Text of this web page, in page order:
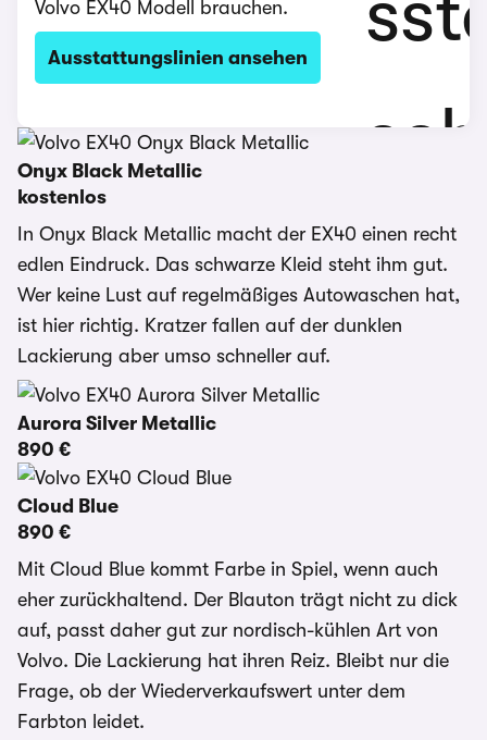
Volvo EX40 Modell brauchen.
Ausstattungslinien ansehen
Onyx Black Metallic
kostenlos
In Onyx Black Metallic macht der EX40 einen recht
edlen Eindruck. Das schwarze Kleid steht ihm gut.
Wer keine Lust auf regelmäßiges Autowaschen hat,
ist hier richtig. Kratzer fallen auf der dunklen
Lackierung aber umso schneller auf.
Aurora Silver Metallic
890 €
Cloud Blue
890 €
Mit Cloud Blue kommt Farbe in Spiel, wenn auch
eher zurückhaltend. Der Blauton trägt nicht zu dick
auf, passt daher gut zur nordisch-kühlen Art von
Volvo. Die Lackierung hat ihren Reiz. Bleibt nur die
Frage, ob der Wiederverkaufswert unter dem
Farbton leidet.